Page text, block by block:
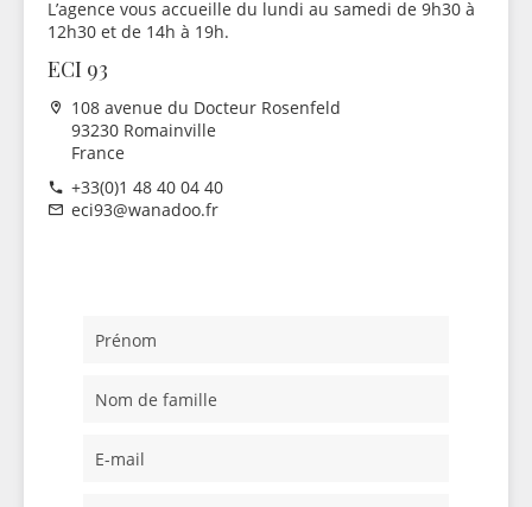
L’agence vous accueille du lundi au samedi de 9h30 à
12h30 et de 14h à 19h.
ECI 93
108 avenue du Docteur Rosenfeld
93230 Romainville
France
+33(0)1 48 40 04 40
eci93@wanadoo.fr